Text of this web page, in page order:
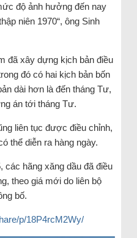
độ ảnh hưởng đến nay
niên 1970“, ông Sinh
đã xây dựng kịch bản điều
đó có hai kịch bản bốn
dài hơn là đến tháng Tư,
án tới tháng Tư.
liên tục được điều chỉnh,
thể diễn ra hàng ngày.
các hãng xăng dầu đã điều
theo giá mới do liên bộ
bố.
p/18P4rcM2Wy/